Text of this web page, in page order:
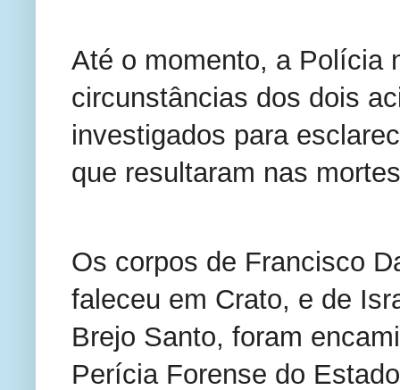
Até o momento, a Polícia
circunstâncias dos dois
investigados para
que resultaram nas
Os corpos de Francisco
faleceu em Crato, e de
Brejo Santo, foram
Perícia Forense do